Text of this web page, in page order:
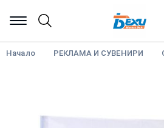
Начало РЕКЛАМА И СУВЕНИРИ